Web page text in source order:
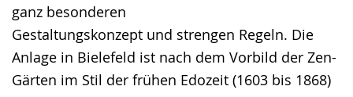
ganz besonderen
Gestaltungskonzept und strengen Regeln. Die
Anlage in Bielefeld ist nach dem Vorbild der Zen-
Gärten im Stil der frühen Edozeit (1603 bis 1868)